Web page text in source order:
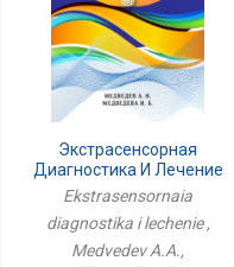
Экстрасенсорная
Диагностика И Лечение
Ekstrasensornaia
diagnostika i lechenie ,
Medvedev A.A.,